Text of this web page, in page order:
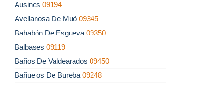
Ausines 09194
Avellanosa De Muó 09345
Bahabón De Esgueva 09350
Balbases 09119
Baños De Valdearados 09450
Bañuelos De Bureba 09248